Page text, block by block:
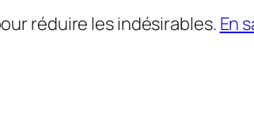
réduire les indésirables. En